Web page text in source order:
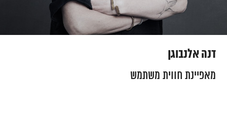
דנה אלנבוגן
מאפיינת חווית משתמש